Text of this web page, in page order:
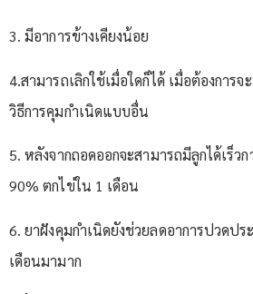
3. มีอาการข้างเคียงน้อย
4.สามารถเลิกใช้เมื่อใดก็ได้ เมื่อต้องการ
วิธีการคุมกำเนิดแบบอื่น
5. หลังจากถอดออกจะสามารถมีลูกได้เร็ว
90% ตกไข่ใน 1 เดือน
6. ยาฝังคุมกำเนิดยังช่วยลดอาการปวดปร
เดือนมามาก